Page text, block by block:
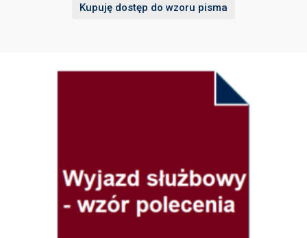
Kupuję dostęp do wzoru pisma